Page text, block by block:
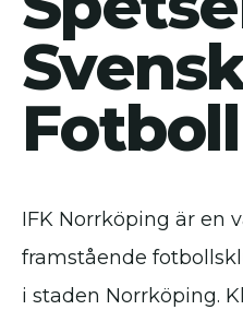
Fotboll
IFK Norrköping är en
framstående
i staden Norrköping.